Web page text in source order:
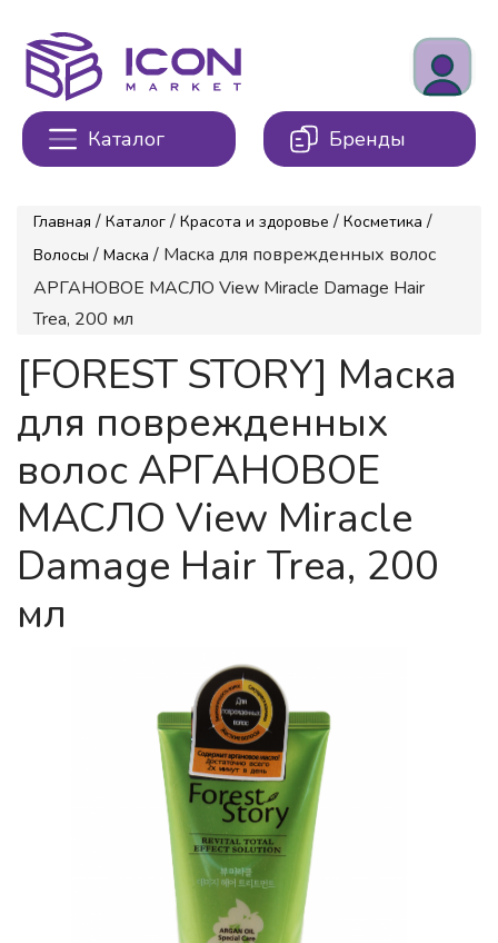
Каталог Бренды
Главная / Каталог / Красота и здоровье / Косметика /
Волосы / Маска / Маска для поврежденных волос
АРГАНОВОЕ МАСЛО View Miracle Damage Hair
Trea, 200 мл
[FOREST STORY] Маска
для поврежденных
волос АРГАНОВОЕ
МАСЛО View Miracle
Damage Hair Trea, 200
мл